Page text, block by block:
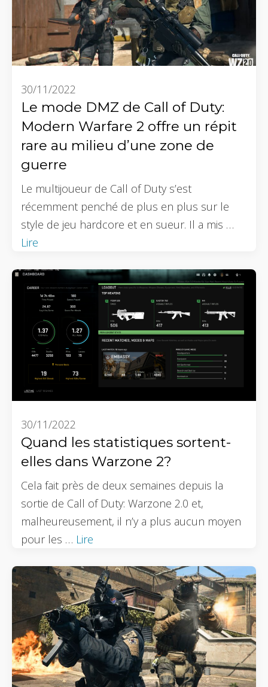
Le mode DMZ de Call of Duty:
Modern Warfare 2 offre un répit
rare au milieu d’une zone de
guerre
30/11/2022
Le multijoueur de Call of Duty s’est
récemment penché de plus en plus sur le
style de jeu hardcore et en sueur. Il a mis …
Lire
Quand les statistiques sortent-
elles dans Warzone 2?
30/11/2022
Cela fait près de deux semaines depuis la
sortie de Call of Duty: Warzone 2.0 et,
malheureusement, il n’y a plus aucun moyen
pour les … Lire